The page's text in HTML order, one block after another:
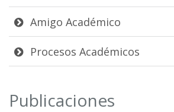
Amigo Académico
Procesos Académicos
Publicaciones